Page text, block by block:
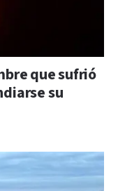
que sufrió
su